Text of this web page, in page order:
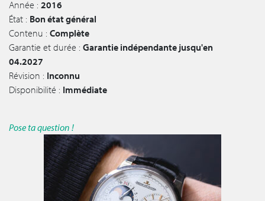
Année : 2016
État : Bon état général
Contenu : Complète
Garantie et durée : Garantie indépendante jusqu'en
04.2027
Révision : Inconnu
Disponibilité : Immédiate
Pose ta question !